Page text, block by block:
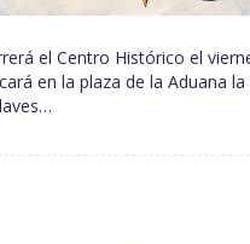
el Centro Histórico el
en la plaza de la Aduana